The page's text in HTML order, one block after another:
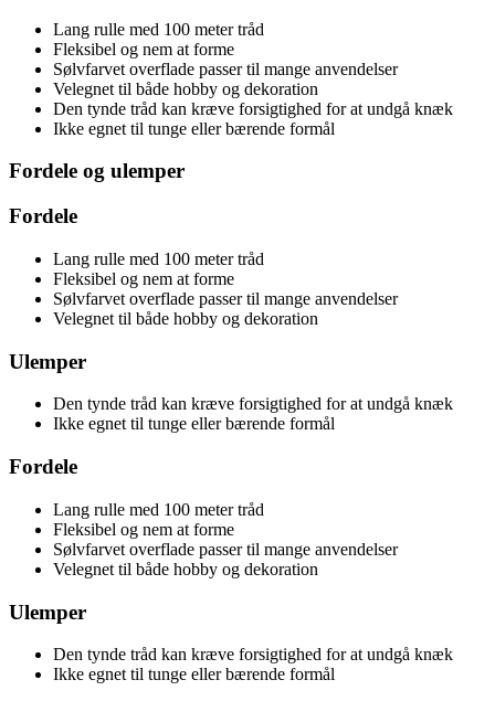
Lang rulle med 100 meter tråd
Fleksibel og nem at forme
Sølvfarvet overflade passer til mange anvendelser
Velegnet til både hobby og dekoration
Den tynde tråd kan kræve forsigtighed for at undgå knæk
Ikke egnet til tunge eller bærende formål
Fordele og ulemper
Fordele
Lang rulle med 100 meter tråd
Fleksibel og nem at forme
Sølvfarvet overflade passer til mange anvendelser
Velegnet til både hobby og dekoration
Ulemper
Den tynde tråd kan kræve forsigtighed for at undgå knæk
Ikke egnet til tunge eller bærende formål
Fordele
Lang rulle med 100 meter tråd
Fleksibel og nem at forme
Sølvfarvet overflade passer til mange anvendelser
Velegnet til både hobby og dekoration
Ulemper
Den tynde tråd kan kræve forsigtighed for at undgå knæk
Ikke egnet til tunge eller bærende formål